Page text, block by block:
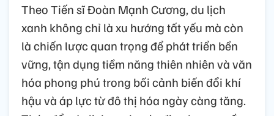
Theo Tiến sĩ Đoàn Mạnh Cương, du lịch
xanh không chỉ là xu hướng tất yếu mà còn
là chiến lược quan trọng để phát triển bền
vững, tận dụng tiềm năng thiên nhiên và văn
hóa phong phú trong bối cảnh biến đổi khí
hậu và áp lực từ đô thị hóa ngày càng tăng.